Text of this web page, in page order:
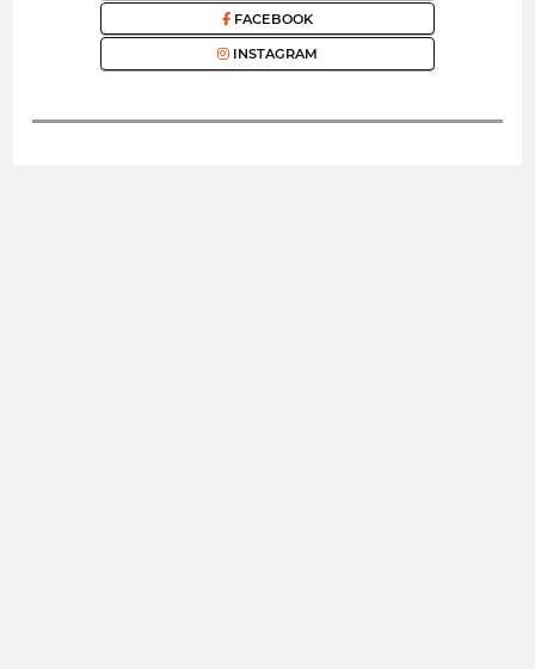
FACEBOOK
INSTAGRAM